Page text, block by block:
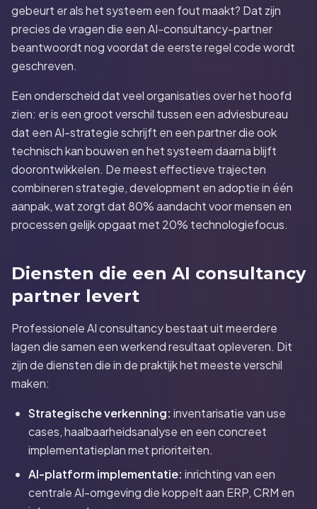
gebeurt er als het systeem een fout maakt? Dat zijn
precies de vragen die een AI-consultancy-partner
beantwoordt nog voordat de eerste regel code wordt
geschreven.
Een onderscheid dat veel organisaties over het hoofd
zien: er is een groot verschil tussen een adviesbureau
dat een AI-strategie schrijft en een partner die ook
technisch kan bouwen en het systeem daarna blijft
doorontwikkelen. De meest effectieve trajecten
combineren strategie, development en adoptie in één
aanpak, wat zorgt dat 80% aandacht voor mensen en
processen gelijk opgaat met 20% technologiefocus.
Diensten die een AI consultancy
partner levert
Professionele AI consultancy bestaat uit meerdere
lagen die samen een werkend resultaat opleveren. Dit
zijn de diensten die in de praktijk het meeste verschil
maken:
Strategische verkenning: inventarisatie van use
cases, haalbaarheidsanalyse en een concreet
implementatieplan met prioriteiten.
AI-platform implementatie: inrichting van een
centrale AI-omgeving die koppelt aan ERP, CRM en